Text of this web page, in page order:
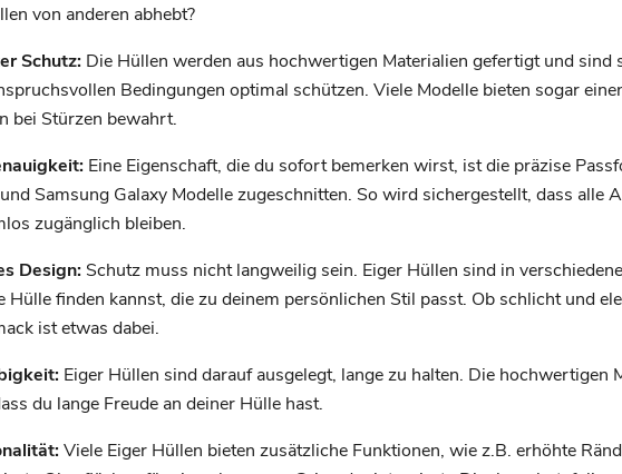
von anderen abhebt?
Schutz: Die Hüllen werden aus hochwertigen Materialien gefertigt und
Bedingungen optimal schützen. Viele Modelle bieten sogar
bei Stürzen bewahrt.
Eine Eigenschaft, die du sofort bemerken wirst, ist die präzise
Samsung Galaxy Modelle zugeschnitten. So wird sichergestellt, dass alle
zugänglich bleiben.
Design: Schutz muss nicht langweilig sein. Eiger Hüllen sind in
Hülle finden kannst, die zu deinem persönlichen Stil passt. Ob schlicht und
ist etwas dabei.
Eiger Hüllen sind darauf ausgelegt, lange zu halten. Die
du lange Freude an deiner Hülle hast.
Viele Eiger Hüllen bieten zusätzliche Funktionen, wie z.B. erhöhte